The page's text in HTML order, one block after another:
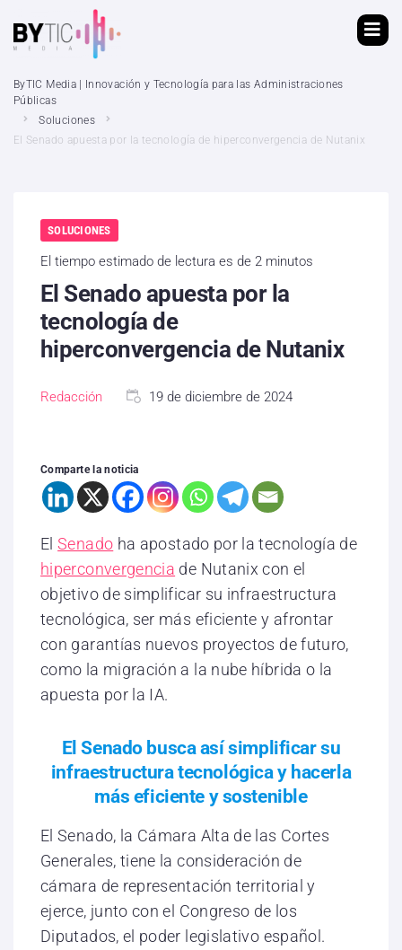
ByTIC Media | Innovación y Tecnología para las Administraciones
Públicas
Soluciones
El Senado apuesta por la tecnología de hiperconvergencia de Nutanix
SOLUCIONES
El tiempo estimado de lectura es de 2 minutos
El Senado apuesta por la
tecnología de
hiperconvergencia de Nutanix
Redacción 19 de diciembre de 2024
Comparte la noticia
ElSenado ha apostado por la tecnología de
hiperconvergencia de Nutanix con el
objetivo de simplificar su infraestructura
tecnológica, ser más eficiente y afrontar
con garantías nuevos proyectos de futuro,
como la migración a la nube híbrida o la
apuesta por la IA.
El Senado busca así simplificar su
infraestructura tecnológica y hacerla
más eficiente y sostenible
El Senado, la Cámara Alta de las Cortes
Generales, tiene la consideración de
cámara de representación territorial y
ejerce, junto con el Congreso de los
Diputados, el poder legislativo español.